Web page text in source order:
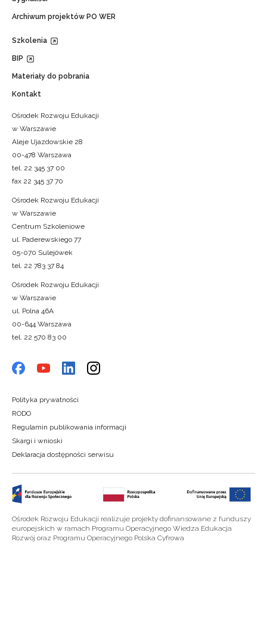
Archiwum projektów PO WER
Szkolenia
BIP
Materiały do pobrania
Kontakt
Ośrodek Rozwoju Edukacji
w Warszawie
Aleje Ujazdowskie 28
00-478 Warszawa
tel. 22 345 37 00
fax 22 345 37 70
Ośrodek Rozwoju Edukacji
w Warszawie
Centrum Szkoleniowe
ul. Paderewskiego 77
05-070 Sulejówek
tel. 22 783 37 84
Ośrodek Rozwoju Edukacji
w Warszawie
ul. Polna 46A
00-644 Warszawa
tel. 22 570 83 00
Polityka prywatności
RODO
Regulamin publikowania informacji
Skargi i wnioski
Deklaracja dostępności serwisu
Ośrodek Rozwoju Edukacji realizuje projekty dofinansowane z funduszy
europejskich w ramach Programu Operacyjnego Wiedza Edukacja
Rozwój oraz Programu Operacyjnego Polska Cyfrowa